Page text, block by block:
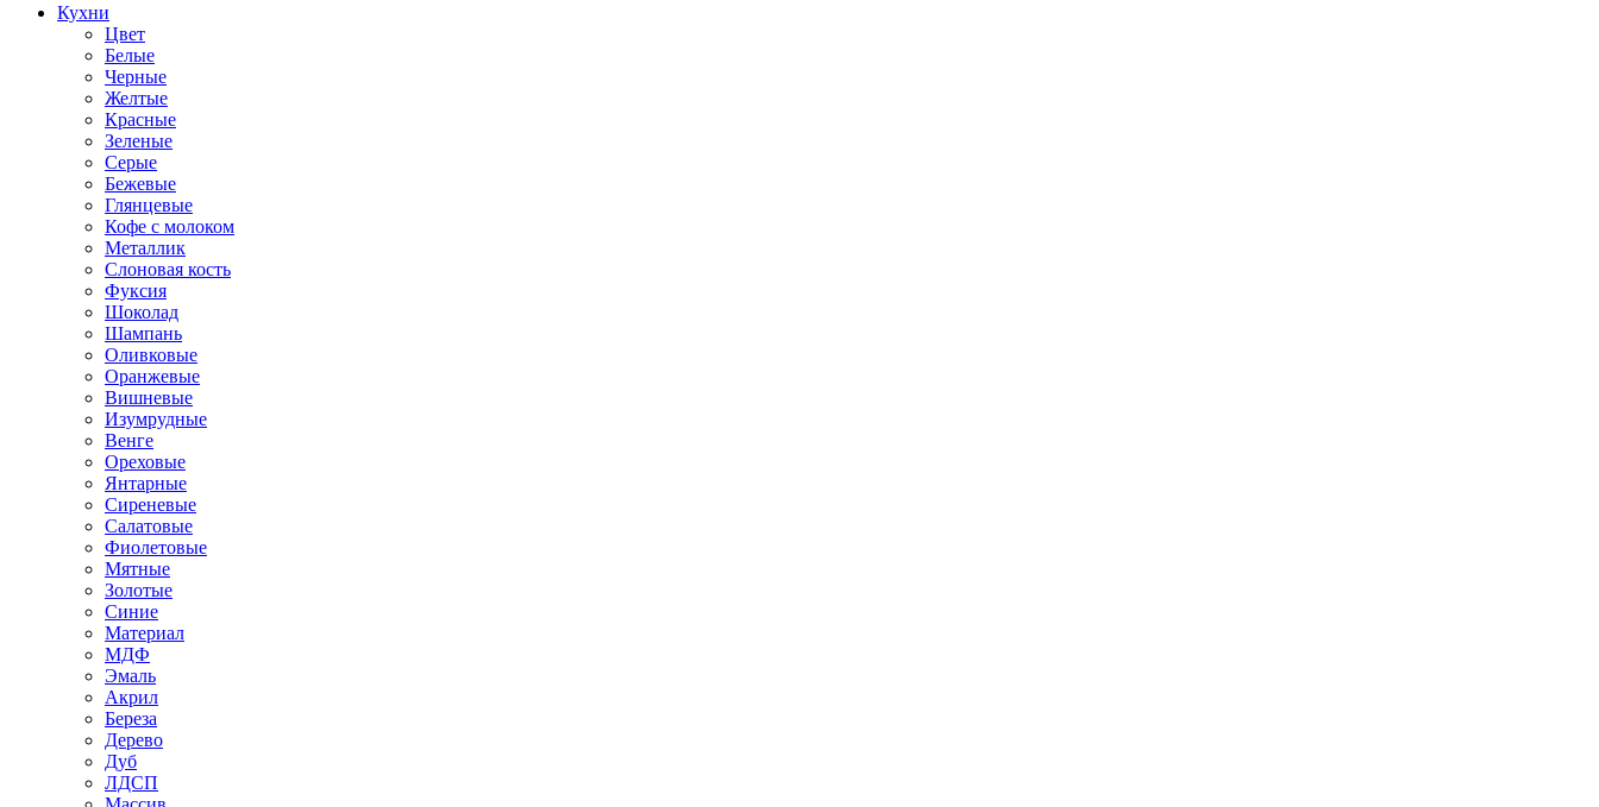
Кухни
Цвет
Белые
Черные
Желтые
Красные
Зеленые
Серые
Бежевые
Глянцевые
Кофе с молоком
Металлик
Слоновая кость
Фуксия
Шоколад
Шампань
Оливковые
Оранжевые
Вишневые
Изумрудные
Венге
Ореховые
Янтарные
Сиреневые
Салатовые
Фиолетовые
Мятные
Золотые
Синие
Материал
МДФ
Эмаль
Акрил
Береза
Дерево
Дуб
ЛДСП